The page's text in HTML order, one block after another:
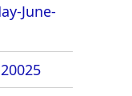
June-